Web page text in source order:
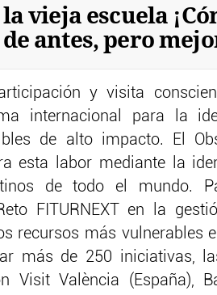
la vieja escuela
de antes, pero
y visita
internacional para la
de alto impacto. El
esta labor mediante la
de todo el mundo.
FITURNEXT en la
recursos más vulnerables
más de 250 iniciativas,
Visit València (España),